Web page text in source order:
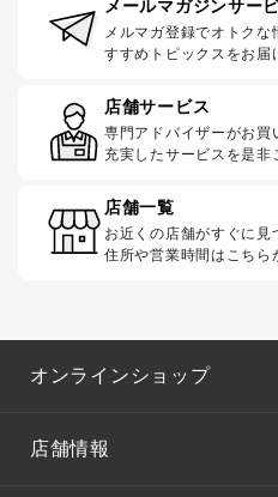
メールマガジンサー
メルマガ登録でオトク
すすめトピックスをお届
店舗サービス
専門アドバイザーがお買
充実したサービスを是非
店舗一覧
お近くの店舗がすぐに見
住所や営業時間はこちら
オンラインショップ
店舗情報